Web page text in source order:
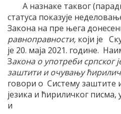
А назнаке таквог
статуса показује
Закона на пре њега
равноправности, који је
је 20. маја 2021. године.
Закона о употреби српског
заштити и очувању
говори о Систему заштите
језика и ћириличког писма,
и